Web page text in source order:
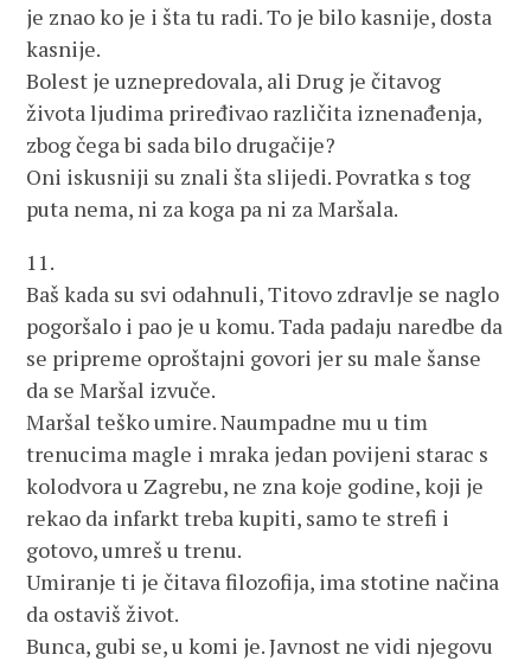
je znao ko je i šta tu radi. To je bilo kasnije, dosta
kasnije.
Bolest je uznepredovala, ali Drug je čitavog
života ljudima priređivao različita iznenađenja,
zbog čega bi sada bilo drugačije?
Oni iskusniji su znali šta slijedi. Povratka s tog
puta nema, ni za koga pa ni za Maršala.
11.
Baš kada su svi odahnuli, Titovo zdravlje se naglo
pogoršalo i pao je u komu. Tada padaju naredbe da
se pripreme oproštajni govori jer su male šanse
da se Maršal izvuče.
Maršal teško umire. Naumpadne mu u tim
trenucima magle i mraka jedan povijeni starac s
kolodvora u Zagrebu, ne zna koje godine, koji je
rekao da infarkt treba kupiti, samo te strefi i
gotovo, umreš u trenu.
Umiranje ti je čitava filozofija, ima stotine načina
da ostaviš život.
Bunca, gubi se, u komi je. Javnost ne vidi njegovu